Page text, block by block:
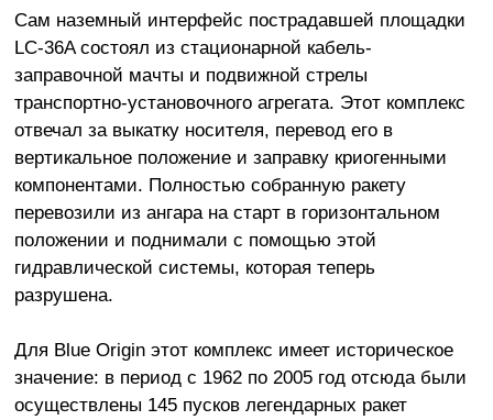
Сам наземный интерфейс пострадавшей площадки
LC-36A состоял из стационарной кабель-
заправочной мачты и подвижной стрелы
транспортно-установочного агрегата. Этот комплекс
отвечал за выкатку носителя, перевод его в
вертикальное положение и заправку криогенными
компонентами. Полностью собранную ракету
перевозили из ангара на старт в горизонтальном
положении и поднимали с помощью этой
гидравлической системы, которая теперь
разрушена.
Для Blue Origin этот комплекс имеет историческое
значение: в период с 1962 по 2005 год отсюда были
осуществлены 145 пусков легендарных ракет